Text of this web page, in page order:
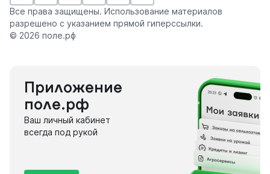
Все права защищены. Использование материалов
разрешено с указанием прямой гиперссылки.
© 2026 поле.рф
Приложение
поле.рф
Ваш личный кабинет
всегда под рукой